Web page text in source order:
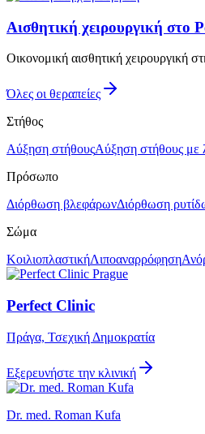
Αισθητική χειρουργική στο
Οικονομική αισθητική χειρουργική
Όλες οι θεραπείες
Στήθος
Αύξηση στήθουςΑύξηση στήθους με
Πρόσωπο
Διόρθωση βλεφάρωνΔιόρθωση
Σώμα
ΚοιλιοπλαστικήΛιποαναρρόφηση
Perfect Clinic
Πράγα, Τσεχική Δημοκρατία
Εξερευνήστε την κλινική
Dr. med. Roman Kufa